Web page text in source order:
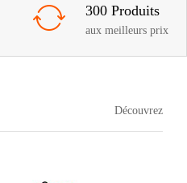
300 Produits
aux meilleurs prix
Découvrez